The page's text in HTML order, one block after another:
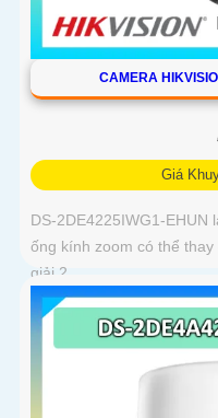
CAMERA
Giá
DS-2DE4225IWG1-
ống kính zoom có thể
giải 2